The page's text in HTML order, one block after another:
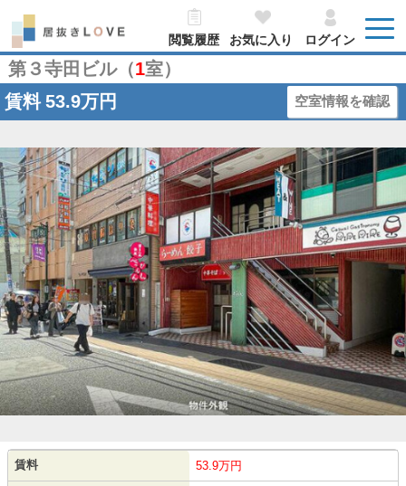
閲覧履歴 お気に入り ログイン
第３寺田ビル（1室）
賃料 53.9万円 空室情報を確認
賃料 53.9万円